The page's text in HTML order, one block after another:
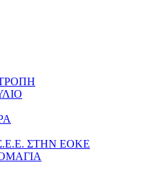
ΣΤΗΝ ΕΟΚΕ